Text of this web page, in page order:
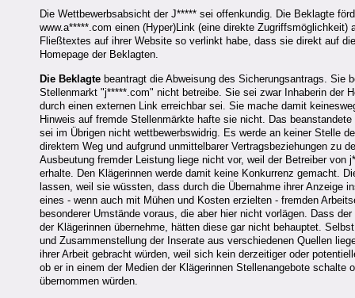
Die Wettbewerbsabsicht der J***** sei offenkundig. Die Beklagte
www.a*****.com einen (Hyper)Link (eine direkte
Fließtextes auf ihrer Website so verlinkt habe, dass sie direkt auf
Homepage der Beklagten.
Die Beklagte beantragt die Abweisung des Sicherungsantrags.
Stellenmarkt "j*****.com" nicht betreibe. Sie sei zwar Inhaberin der
durch einen externen Link erreichbar sei. Sie mache damit
Hinweis auf fremde Stellenmärkte hafte sie nicht. Das
sei im Übrigen nicht wettbewerbswidrig. Es werde an keiner Stelle
direktem Weg und aufgrund unmittelbarer Vertragsbeziehungen zu
Ausbeutung fremder Leistung liege nicht vor, weil der Betreiber
erhalte. Den Klägerinnen werde damit keine Konkurrenz gemacht.
lassen, weil sie wüssten, dass durch die Übernahme ihrer Anzeige
eines - wenn auch mit Mühen und Kosten erzielten - fremden
besonderer Umstände voraus, die aber hier nicht vorlägen. Dass
der Klägerinnen übernehme, hätten diese gar nicht behauptet.
und Zusammenstellung der Inserate aus verschiedenen Quellen
ihrer Arbeit gebracht würden, weil sich kein derzeitiger oder
ob er in einem der Medien der Klägerinnen Stellenangebote
übernommen würden.